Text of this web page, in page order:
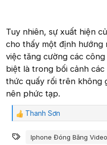
Tuy nhiên, sự xuất hiện
cho thấy một định
việc tăng cường các
biệt là trong bối cảnh
thức quấy rối trên không
nên phức tạp.
C
m
Thanh Sơn
Từ khóa
Iphone Đóng Băng